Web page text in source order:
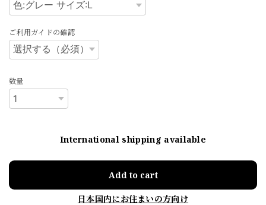
ご利用ガイドの確認
数量
International shipping available
Add to cart
日本国内にお住まいの方向け